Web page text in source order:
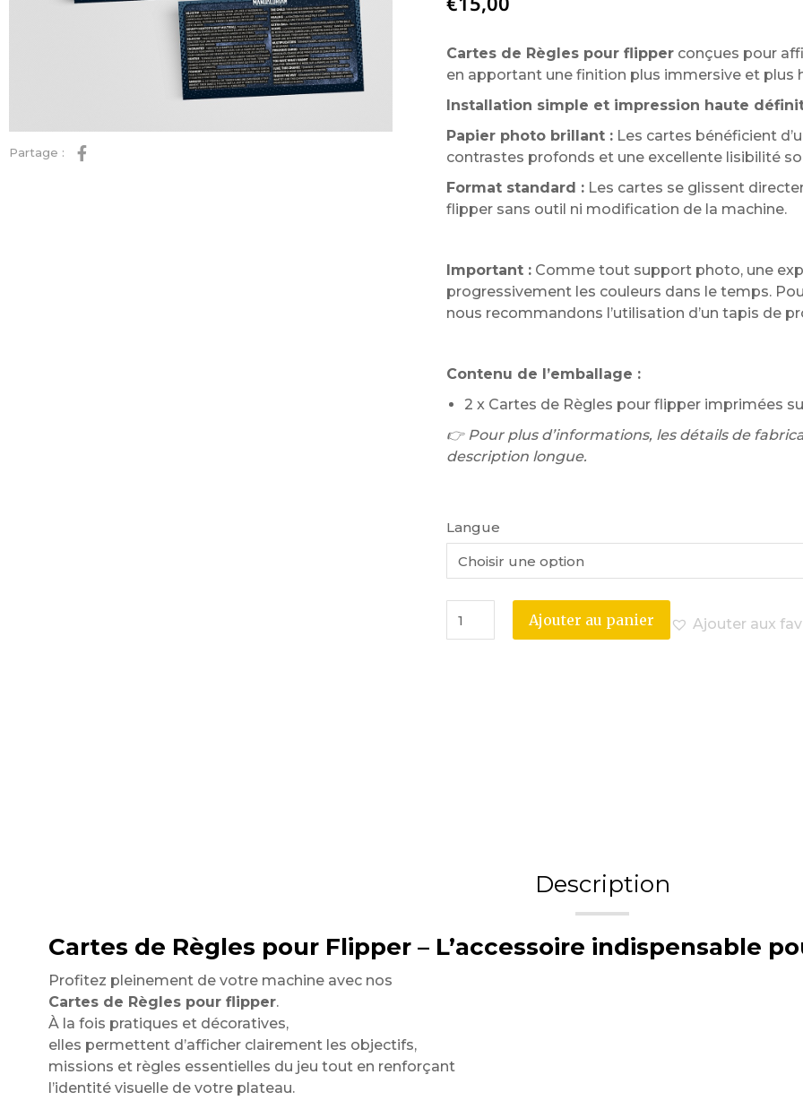
Partage :
Cartes de Règles pour flipperconçues pour
en apportant une finition plus immersive et plus
Installation simple et impression haute
Papier photo brillant :Les cartes bénéficient
contrastes profonds et une excellente lisibilité
Format standard :Les cartes se glissent
flipper sans outil ni modification de la machine.
Important :Comme tout support photo, une
progressivement les couleurs dans le temps.
nous recommandons l’utilisation d’un tapis de
Contenu de l’emballage :
2 x Cartes de Règles pour flipper imprimées
👉 Pour plus d’informations, les détails de
description longue.
Langue
Ajouter au panier Ajouter aux
Description
Cartes de Règles pour Flipper – L’accessoire indispensable
Profitez pleinement de votre machine avec nos
Cartes de Règles pour flipper.
À la fois pratiques et décoratives,
elles permettent d’afficher clairement les objectifs,
missions et règles essentielles du jeu tout en renforçant
l’identité visuelle de votre plateau.